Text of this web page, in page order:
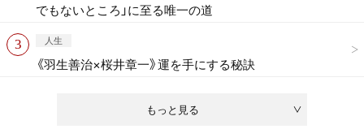
もっと見る
でもないところ」に至る唯一の道
人生
《羽生善治×桜井章一》運を手にする秘訣